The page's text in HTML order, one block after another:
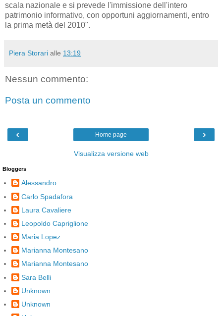
scala nazionale e si prevede l'immissione dell'intero
patrimonio informativo, con opportuni aggiornamenti, entro
la prima metà del 2010".
Piera Storari alle 13:19
Nessun commento:
Posta un commento
‹ ›
Home page
Visualizza versione web
Bloggers
Alessandro
Carlo Spadafora
Laura Cavaliere
Leopoldo Capriglione
Maria Lopez
Marianna Montesano
Marianna Montesano
Sara Belli
Unknown
Unknown